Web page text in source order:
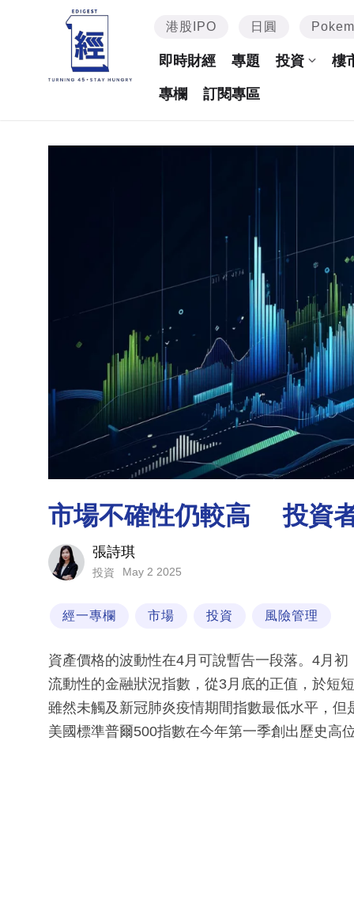
港股IPO 日圓
即時財經 專題 投資 樓
專欄 訂閱專區
市場不確性仍較高 投資
張詩琪
投資 May 2 2025
經一專欄 市場 投資 風險管理
資產價格的波動性在4月可說暫告一段落。4月
流動性的金融狀況指數，從3月底的正值，於短
雖然未觸及新冠肺炎疫情期間指數最低水平，
美國標準普爾500指數在今年第一季創出歷史高